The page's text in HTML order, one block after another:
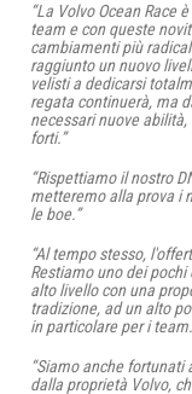
“La Volvo Ocean Race
team e con queste
cambiamenti più
raggiunto un nuovo
velisti a dedicarsi
regata continuerà, ma
necessari nuove
forti.”
“Rispettiamo il nostro
metteremo alla prova i
le boe.”
“Al tempo stesso,
Restiamo uno dei
alto livello con una
tradizione, ad un alto
in particolare per i
“Siamo anche
dalla proprietà Volvo,